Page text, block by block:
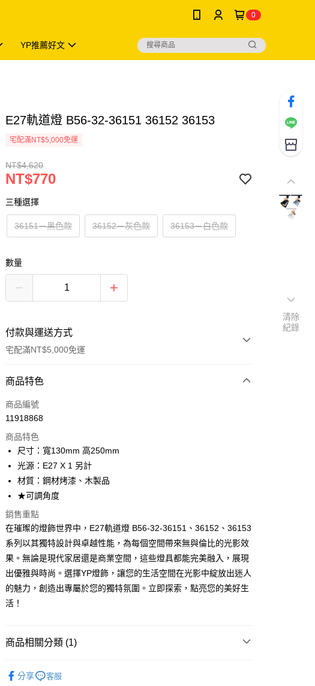
0
YP推薦好文
E27軌道燈 B56-32-36151 36152 36153
宅配滿NT$5,000免運
NT$4,620
NT$770
三種選擇
36151－黑色款 36152－灰色款 36153－白色款
數量
付款與運送方式
宅配滿NT$5,000免運
付款方式
信用卡一次付款
Apple Pay
街口支付
悠遊付
Google Pay
AFTEE先享後付
相關說明
【關於「AFTEE先享後付」】
AFTEE先享後付是「在收到商品之後才付款」的支付方式。 讓您購物簡單
便利好安心！
３．安心：先確認商品／服務後，再付款。
１．於結帳方式選擇「AFTEE先享後付」後，將跳轉至「AFTEE先享後
付」結帳頁面，進行簡訊認證並確認金額後，即可完成結帳。
ATM付款
每筆NT$180，滿NT$5,000(含以上)免運費
商品特色
商品編號
11918868
商品特色
尺寸：寬130mm 高250mm
光源：E27 X 1 另計
材質：鋼材烤漆、木製品
★可調角度
銷售重點
在璀璨的燈飾世界中，E27軌道燈 B56-32-36151、36152、36153
系列以其獨特設計與卓越性能，為每個空間帶來無與倫比的光影效
果。無論是現代家居還是商業空間，這些燈具都能完美融入，展現
出優雅與時尚。選擇YP燈飾，讓您的生活空間在光影中綻放出迷人
的魅力，創造出專屬於您的獨特氛圍。立即探索，點亮您的美好生
活！
商品相關分類 (1)
分享
客服
清除
紀錄